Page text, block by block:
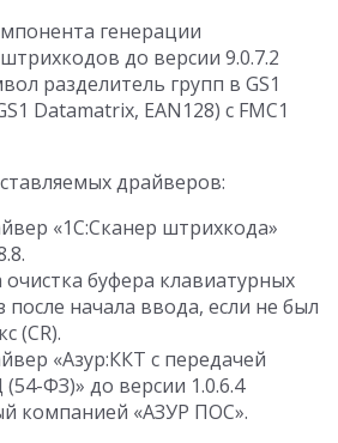
генерации
до версии 9.0.7.2
разделитель групп в GS1
Datamatrix, EAN128) с FMC1
драйверов:
«1C:Сканер штрихкода»
.
буфера клавиатурных
после начала ввода, если не был
(CR).
«Азур:ККТ с передачей
ФЗ)» до версии 1.0.6.4
компанией «АЗУР ПОС».